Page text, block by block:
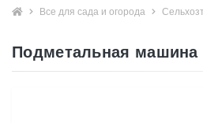
Все для сада и огорода
Подметальная машина